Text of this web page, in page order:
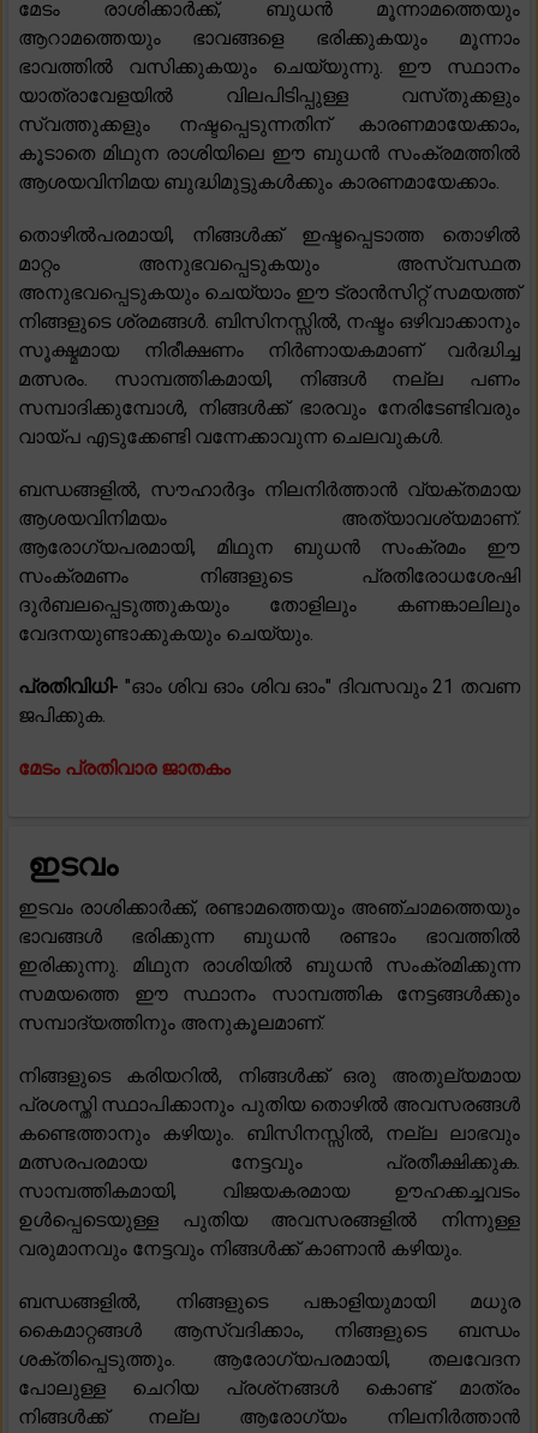
മേടം രാശിക്കാർക്ക്, ബുധൻ മൂന്നാമത്തെയും
ആറാമത്തെയും ഭാവങ്ങളെ ഭരിക്കുകയും മൂന്നാം
ഭാവത്തിൽ വസിക്കുകയും ചെയ്യുന്നു. ഈ സ്ഥാനം
യാത്രാവേളയിൽ വിലപിടിപ്പുള്ള വസ്‌തുക്കളും
സ്വത്തുക്കളും നഷ്ടപ്പെടുന്നതിന് കാരണമായേക്കാം,
കൂടാതെ മിഥുന രാശിയിലെ ഈ ബുധൻ സംക്രമത്തിൽ
ആശയവിനിമയ ബുദ്ധിമുട്ടുകൾക്കും കാരണമായേക്കാം.
തൊഴിൽപരമായി, നിങ്ങൾക്ക് ഇഷ്ടപ്പെടാത്ത തൊഴിൽ
മാറ്റം അനുഭവപ്പെടുകയും അസ്വസ്ഥത
അനുഭവപ്പെടുകയും ചെയ്യാം ഈ ട്രാൻസിറ്റ് സമയത്ത്
നിങ്ങളുടെ ശ്രമങ്ങൾ. ബിസിനസ്സിൽ, നഷ്ടം ഒഴിവാക്കാനും
സൂക്ഷ്മമായ നിരീക്ഷണം നിർണായകമാണ് വർദ്ധിച്ച
മത്സരം. സാമ്പത്തികമായി, നിങ്ങൾ നല്ല പണം
സമ്പാദിക്കുമ്പോൾ, നിങ്ങൾക്ക് ഭാരവും നേരിടേണ്ടിവരും
വായ്പ എടുക്കേണ്ടി വന്നേക്കാവുന്ന ചെലവുകൾ.
ബന്ധങ്ങളിൽ, സൗഹാർദ്ദം നിലനിർത്താൻ വ്യക്തമായ
ആശയവിനിമയം അത്യാവശ്യമാണ്.
ആരോഗ്യപരമായി, മിഥുന ബുധൻ സംക്രമം ഈ
സംക്രമണം നിങ്ങളുടെ പ്രതിരോധശേഷി
ദുർബലപ്പെടുത്തുകയും തോളിലും കണങ്കാലിലും
വേദനയുണ്ടാക്കുകയും ചെയ്യും.
പ്രതിവിധി- "ഓം ശിവ ഓം ശിവ ഓം" ദിവസവും 21 തവണ
ജപിക്കുക.
മേടം പ്രതിവാര ജാതകം
ഇടവം
ഇടവം രാശിക്കാർക്ക്, രണ്ടാമത്തെയും അഞ്ചാമത്തെയും
ഭാവങ്ങൾ ഭരിക്കുന്ന ബുധൻ രണ്ടാം ഭാവത്തിൽ
ഇരിക്കുന്നു. മിഥുന രാശിയിൽ ബുധൻ സംക്രമിക്കുന്ന
സമയത്തെ ഈ സ്ഥാനം സാമ്പത്തിക നേട്ടങ്ങൾക്കും
സമ്പാദ്യത്തിനും അനുകൂലമാണ്.
നിങ്ങളുടെ കരിയറിൽ, നിങ്ങൾക്ക് ഒരു അതുല്യമായ
പ്രശസ്തി സ്ഥാപിക്കാനും പുതിയ തൊഴിൽ അവസരങ്ങൾ
കണ്ടെത്താനും കഴിയും. ബിസിനസ്സിൽ, നല്ല ലാഭവും
മത്സരപരമായ നേട്ടവും പ്രതീക്ഷിക്കുക.
സാമ്പത്തികമായി, വിജയകരമായ ഊഹക്കച്ചവടം
ഉൾപ്പെടെയുള്ള പുതിയ അവസരങ്ങളിൽ നിന്നുള്ള
വരുമാനവും നേട്ടവും നിങ്ങൾക്ക് കാണാൻ കഴിയും.
ബന്ധങ്ങളിൽ, നിങ്ങളുടെ പങ്കാളിയുമായി മധുര
കൈമാറ്റങ്ങൾ ആസ്വദിക്കാം, നിങ്ങളുടെ ബന്ധം
ശക്തിപ്പെടുത്തും. ആരോഗ്യപരമായി, തലവേദന
പോലുള്ള ചെറിയ പ്രശ്‌നങ്ങൾ കൊണ്ട് മാത്രം
നിങ്ങൾക്ക് നല്ല ആരോഗ്യം നിലനിർത്താൻ